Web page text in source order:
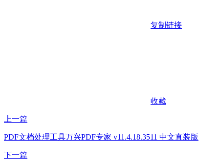
复制链接
收藏
上一篇
PDF文档处理工具万兴PDF专家 v11.4.18.3511 中文直装版
下一篇